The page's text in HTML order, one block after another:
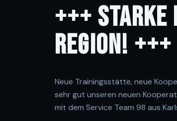
+++ STARKE
REGION! +++
Neue Trainingsstätte, neue
sehr gut unseren neuen
mit dem Service Team 98 aus